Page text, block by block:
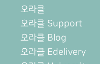
오라클
오라클 Support
오라클 Blog
오라클 Edelivery